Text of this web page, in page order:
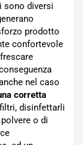
sono diversi
prodotto
confortevole
nel caso
corretta
disinfettarli
o di